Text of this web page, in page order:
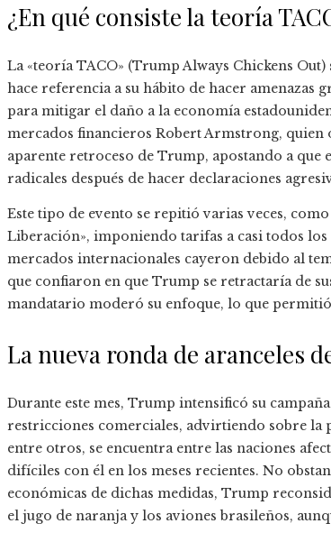
¿En qué consiste la teoría
La «teoría TACO» (Trump Always Chickens
hace referencia a su hábito de hacer
para mitigar el daño a la economía
mercados financieros Robert Armstrong, quien
aparente retroceso de Trump, apostando a que
radicales después de hacer declaraciones
Este tipo de evento se repitió varias veces,
Liberación», imponiendo tarifas a casi todos los
mercados internacionales cayeron debido al
que confiaron en que Trump se retractaría de
mandatario moderó su enfoque, lo que
La nueva ronda de aranceles
Durante este mes, Trump intensificó su
restricciones comerciales, advirtiendo sobre la
entre otros, se encuentra entre las naciones
difíciles con él en los meses recientes. No
económicas de dichas medidas, Trump
el jugo de naranja y los aviones brasileños,